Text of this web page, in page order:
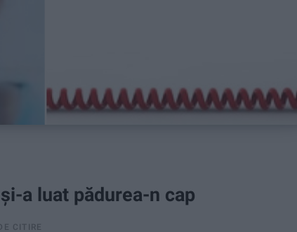
a luat pădurea-n cap
CITIRE